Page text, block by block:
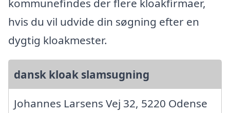
kommunefindes der flere kloakfirmaer,
hvis du vil udvide din søgning efter en
dygtig kloakmester.
dansk kloak slamsugning
Johannes Larsens Vej 32, 5220 Odense